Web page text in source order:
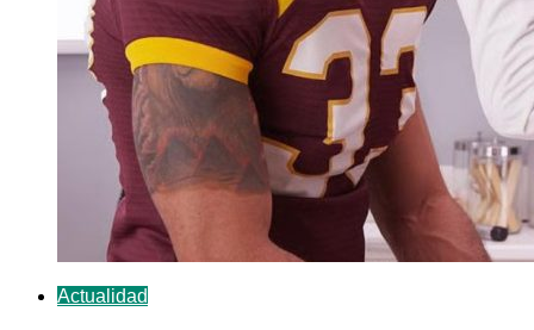
Actualidad